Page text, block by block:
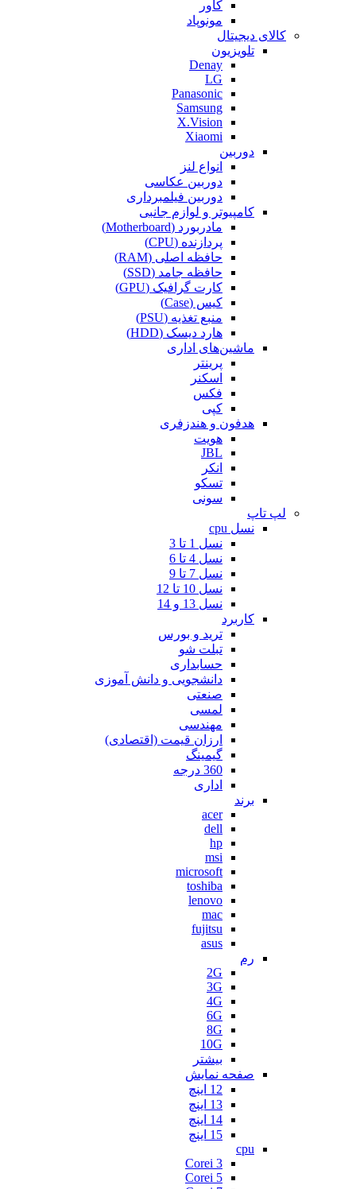
کاور
مونوپاد
کالای دیجیتال
تلویزیون
Denay
LG
Panasonic
Samsung
X.Vision
Xiaomi
دوربین
انواع لنز
دوربین عکاسی
دوربین فیلمبرداری
کامپیوتر و لوازم جانبی
مادربورد (Motherboard)
پردازنده (CPU)
حافظه اصلی (RAM)
حافظه جامد (SSD)
کارت گرافیک (GPU)
کیس (Case)
منبع تغذیه (PSU)
هارد دیسک (HDD)
ماشین‌های اداری
پرینتر
اسکنر
فکس
کپی
هدفون و هندزفری
هویت
JBL
انکر
تسکو
سونی
لپ تاپ
نسل cpu
نسل 1 تا 3
نسل 4 تا 6
نسل 7 تا 9
نسل 10 تا 12
نسل 13 و 14
کاربرد
ترید و بورس
تبلت شو
حسابداری
دانشجویی و دانش آموزی
صنعتی
لمسی
مهندسی
ارزان قیمت (اقتصادی)
گیمینگ
360 درجه
اداری
برند
acer
dell
hp
msi
microsoft
toshiba
lenovo
mac
fujitsu
asus
رم
2G
3G
4G
6G
8G
10G
بیشتر
صفحه نمایش
12 اینچ
13 اینچ
14 اینچ
15 اینچ
cpu
Corei 3
Corei 5